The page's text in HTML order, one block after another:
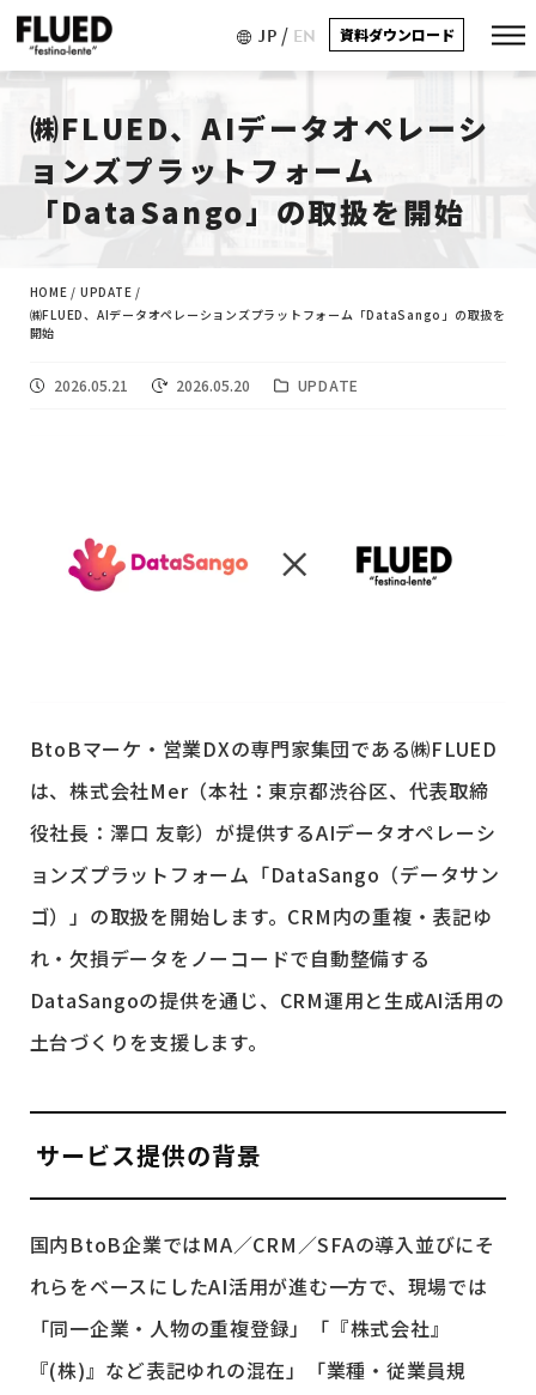
JP / EN 資料ダウンロード
㈱FLUED、AIデータオペレーシ
ョンズプラットフォーム
「DataSango」の取扱を開始
HOME / UPDATE /
㈱FLUED、AIデータオペレーションズプラットフォーム「DataSango」の取扱を
開始
2026.05.21 2026.05.20 UPDATE
BtoBマーケ・営業DXの専門家集団である㈱FLUED
は、株式会社Mer（本社：東京都渋谷区、代表取締
役社長：澤口 友彰）が提供するAIデータオペレーシ
ョンズプラットフォーム「DataSango（データサン
ゴ）」の取扱を開始します。CRM内の重複・表記ゆ
れ・欠損データをノーコードで自動整備する
DataSangoの提供を通じ、CRM運用と生成AI活用の
土台づくりを支援します。
サービス提供の背景
国内BtoB企業ではMA／CRM／SFAの導入並びにそ
れらをベースにしたAI活用が進む一方で、現場では
「同一企業・人物の重複登録」「『株式会社』
『(株)』など表記ゆれの混在」「業種・従業員規